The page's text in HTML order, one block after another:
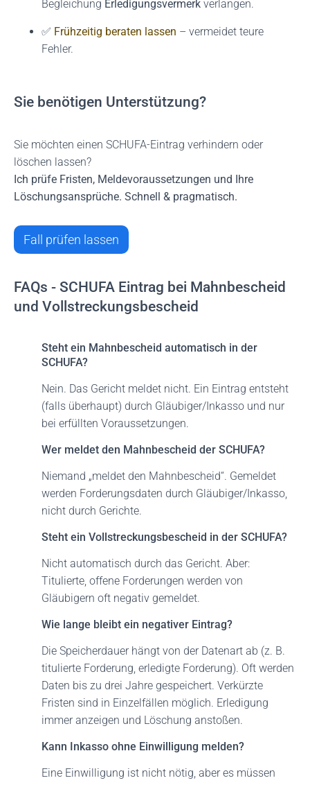
Begleichung Erledigungsvermerk verlangen.
✅ Frühzeitig beraten lassen – vermeidet teure
Fehler.
Sie benötigen Unterstützung?
Sie möchten einen SCHUFA-Eintrag verhindern oder
löschen lassen?
Ich prüfe Fristen, Meldevoraussetzungen und Ihre
Löschungsansprüche. Schnell & pragmatisch.
Fall prüfen lassen
FAQs - SCHUFA Eintrag bei Mahnbescheid
und Vollstreckungsbescheid
Steht ein Mahnbescheid automatisch in der
SCHUFA?
Nein. Das Gericht meldet nicht. Ein Eintrag entsteht
(falls überhaupt) durch Gläubiger/Inkasso und nur
bei erfüllten Voraussetzungen.
Wer meldet den Mahnbescheid der SCHUFA?
Niemand „meldet den Mahnbescheid“. Gemeldet
werden Forderungsdaten durch Gläubiger/Inkasso,
nicht durch Gerichte.
Steht ein Vollstreckungsbescheid in der SCHUFA?
Nicht automatisch durch das Gericht. Aber:
Titulierte, offene Forderungen werden von
Gläubigern oft negativ gemeldet.
Wie lange bleibt ein negativer Eintrag?
Die Speicherdauer hängt von der Datenart ab (z. B.
titulierte Forderung, erledigte Forderung). Oft werden
Daten bis zu drei Jahre gespeichert. Verkürzte
Fristen sind in Einzelfällen möglich. Erledigung
immer anzeigen und Löschung anstoßen.
Kann Inkasso ohne Einwilligung melden?
Eine Einwilligung ist nicht nötig, aber es müssen